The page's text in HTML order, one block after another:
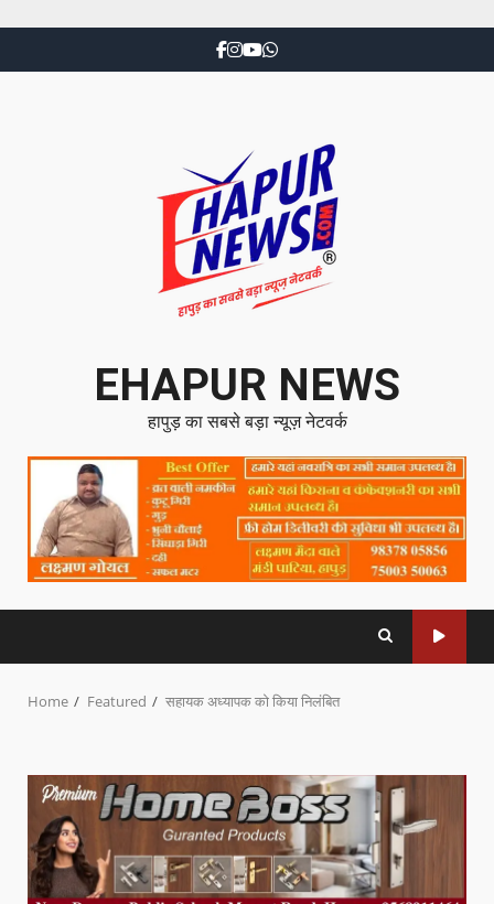
EHAPUR NEWS
हापुड़ का सबसे बड़ा न्यूज़ नेटवर्क
Home Featured सहायक अध्यापक को किया निलंबित